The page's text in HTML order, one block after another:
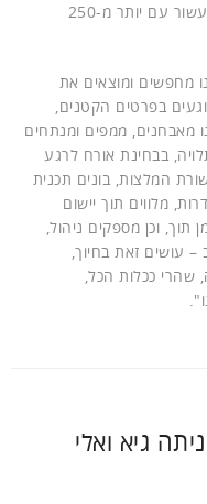
הזמן", ציינו. "אנחנו עושים את זה יותר מעשור עם יותר מ-250
מחפשים ומוצאים את
בפרטים הקטנים,
מאבחנים, ממפים ומנתחים
בבחינת אורח לרגע
המלצות, בונים תכנית
מלווים תוך יישום
וכן מספקים ניהול,
עושים זאת בחיוך,
שהרי ככלות הכל,
גיא ואלי